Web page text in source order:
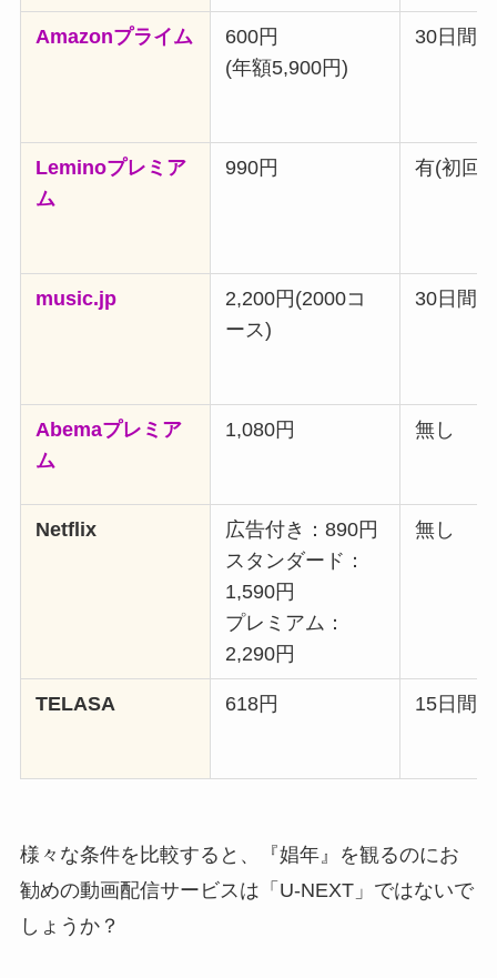
Amazonプライム
600円
(年額5,900円)
30日間
Leminoプレミア
ム
990円 有(初回)
music.jp
2,200円(2000コ
ース)
30日間
Abemaプレミア
ム
1,080円 無し
Netflix
広告付き：890円
スタンダード：
1,590円
プレミアム：
2,290円
無し
TELASA 618円 15日間
様々な条件を比較すると、『娼年』を観るのにお
勧めの動画配信サービスは「U-NEXT」ではないで
しょうか？